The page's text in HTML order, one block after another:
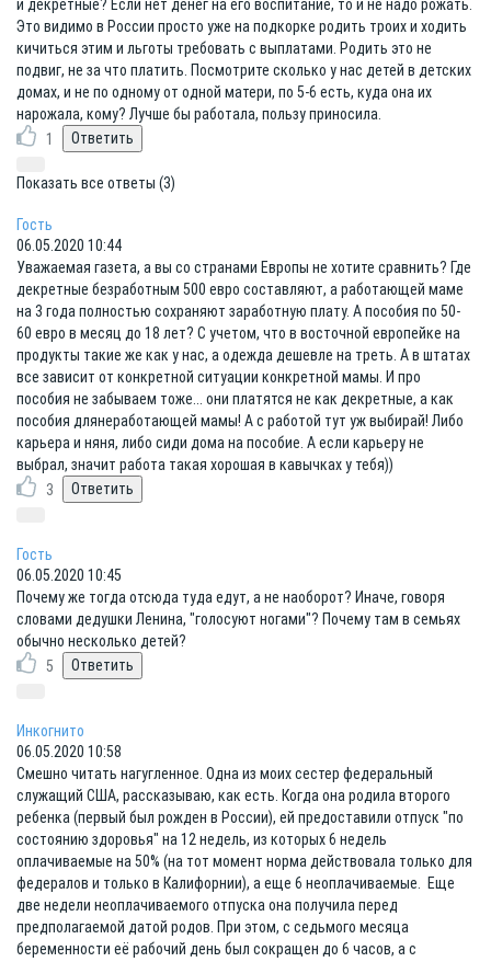
и декретные? Если нет денег на его воспитание, то и не надо рожать.
Это видимо в России просто уже на подкорке родить троих и ходить
кичиться этим и льготы требовать с выплатами. Родить это не
подвиг, не за что платить. Посмотрите сколько у нас детей в детских
домах, и не по одному от одной матери, по 5-6 есть, куда она их
нарожала, кому? Лучше бы работала, пользу приносила.
1
Показать все ответы (3)
Гость
06.05.2020 10:44
Уважаемая газета, а вы со странами Европы не хотите сравнить? Где
декретные безработным 500 евро составляют, а работающей маме
на 3 года полностью сохраняют заработную плату. А пособия по 50-
60 евро в месяц до 18 лет? С учетом, что в восточной европейке на
продукты такие же как у нас, а одежда дешевле на треть. А в штатах
все зависит от конкретной ситуации конкретной мамы. И про
пособия не забываем тоже... они платятся не как декретные, а как
пособия длянеработающей мамы! А с работой тут уж выбирай! Либо
карьера и няня, либо сиди дома на пособие. А если карьеру не
выбрал, значит работа такая хорошая в кавычках у тебя))
3
Гость
06.05.2020 10:45
Почему же тогда отсюда туда едут, а не наоборот? Иначе, говоря
словами дедушки Ленина, "голосуют ногами"? Почему там в семьях
обычно несколько детей?
5
Инкогнито
06.05.2020 10:58
Смешно читать нагугленное. Одна из моих сестер федеральный
служащий США, рассказываю, как есть. Когда она родила второго
ребенка (первый был рожден в России), ей предоставили отпуск "по
состоянию здоровья" на 12 недель, из которых 6 недель
оплачиваемые на 50% (на тот момент норма действовала только для
федералов и только в Калифорнии), а еще 6 неоплачиваемые. Еще
две недели неоплачиваемого отпуска она получила перед
предполагаемой датой родов. При этом, с седьмого месяца
беременности её рабочий день был сокращен до 6 часов, а с